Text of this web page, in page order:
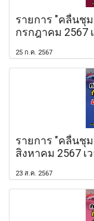
รายการ "คลื่นชุ
กรกฎาคม 2567
25 ก.ค. 2567
รายการ "คลื่นชุ
สิงหาคม 2567 เ
23 ส.ค. 2567